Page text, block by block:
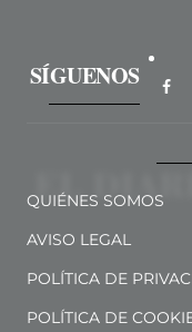
SÍGUENOS
QUIÉNES SOMOS
AVISO LEGAL
POLÍTICA DE
POLÍTICA DE